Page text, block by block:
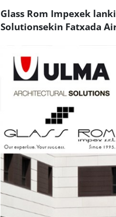
Glass Rom Impexek
Solutionsekin Fatxada